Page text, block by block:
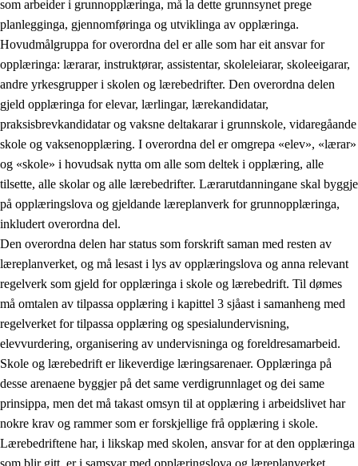
som arbeider i grunnopplæringa, må la dette grunnsynet prege
planlegginga, gjennomføringa og utviklinga av opplæringa.
Hovudmålgruppa for overordna del er alle som har eit ansvar for
opplæringa: lærarar, instruktørar, assistentar, skoleleiarar, skoleeigarar,
andre yrkesgrupper i skolen og lærebedrifter. Den overordna delen
gjeld opplæringa for elevar, lærlingar, lærekandidatar,
praksisbrevkandidatar og vaksne deltakarar i grunnskole, vidaregåande
skole og vaksenopplæring. I overordna del er omgrepa «elev», «lærar»
og «skole» i hovudsak nytta om alle som deltek i opplæring, alle
tilsette, alle skolar og alle lærebedrifter. Lærarutdanningane skal byggje
på opplæringslova og gjeldande læreplanverk for grunnopplæringa,
inkludert overordna del.
Den overordna delen har status som forskrift saman med resten av
læreplanverket, og må lesast i lys av opplæringslova og anna relevant
regelverk som gjeld for opplæringa i skole og lærebedrift. Til dømes
må omtalen av tilpassa opplæring i kapittel 3 sjåast i samanheng med
regelverket for tilpassa opplæring og spesialundervisning,
elevvurdering, organisering av undervisninga og foreldresamarbeid.
Skole og lærebedrift er likeverdige læringsarenaer. Opplæringa på
desse arenaene byggjer på det same verdigrunnlaget og dei same
prinsippa, men det må takast omsyn til at opplæring i arbeidslivet har
nokre krav og rammer som er forskjellige frå opplæring i skole.
Lærebedriftene har, i likskap med skolen, ansvar for at den opplæringa